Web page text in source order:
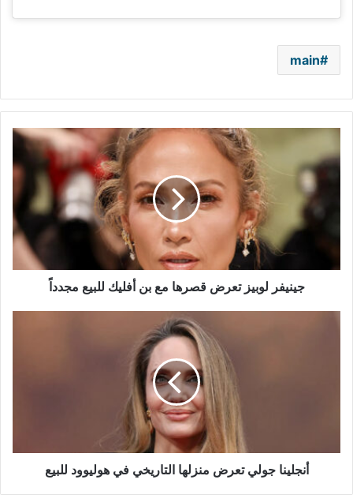
main
جينيفر
لوبيز
تعرض
مجدداً
جينيفر لوبيز تعرض قصرها مع بن أفليك للبيع مجدداً
أنجلينا جولي تعرض منزلها التاريخي في هوليوود للبيع